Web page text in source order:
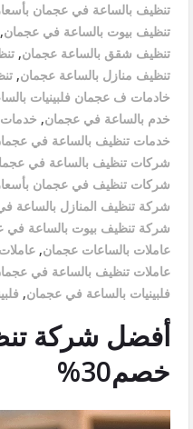
تنظيف بالساعة في عجمان
تنظيف بيوت بالساعة في عجمان,
تنظيف شقق بالساعة عجمان,
تنظيف منازل بالساعة عجمان,
خادمات ف عجمان فلبينيات
خدم بالساعة في عجمان, خدمات
خدمات تنظيف بالساعة في
شركات تنظيف بالساعة في
شركات تنظيف في عجمان
شركة تنظيف المنازل بالساعة
شركة تنظيف بيوت بالساعة في
عاملات بالساعات عجمان,
عاملات تنظيف بالساعة في
فلبينيات بالساعة في عجمان,
خصم30%